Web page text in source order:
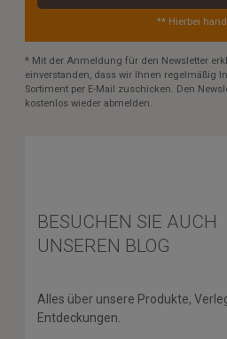
** Hierbei
* Mit der Anmeldung für den Newsletter
einverstanden, dass wir Ihnen regelmäßig
Sortiment per E-Mail zuschicken. Den
kostenlos wieder abmelden.
BESUCHEN SIE AUCH
UNSEREN BLOG
Alles über unsere Produkte,
Entdeckungen.